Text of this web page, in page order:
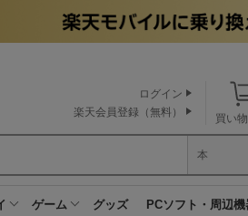
買い
ログイン
楽天会員登録（無料）
本
ゲーム グッズ PCソフト・周辺機